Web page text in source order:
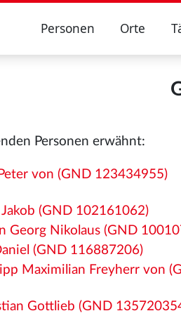
Personen Orte
Personen erwähnt:
von (GND 123434955)
(GND 102161062)
Georg Nikolaus (GND
(GND 116887206)
Maximilian Freyherr von
Gottlieb (GND